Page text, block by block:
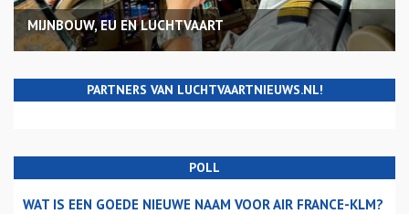
MIJNBOUW, EU EN LUCHTVAART
PARTNERS VAN LUCHTVAARTNIEUWS.NL!
POLL
WAT IS EEN GOEDE NIEUWE NAAM VOOR AIR FRANCE-KLM?